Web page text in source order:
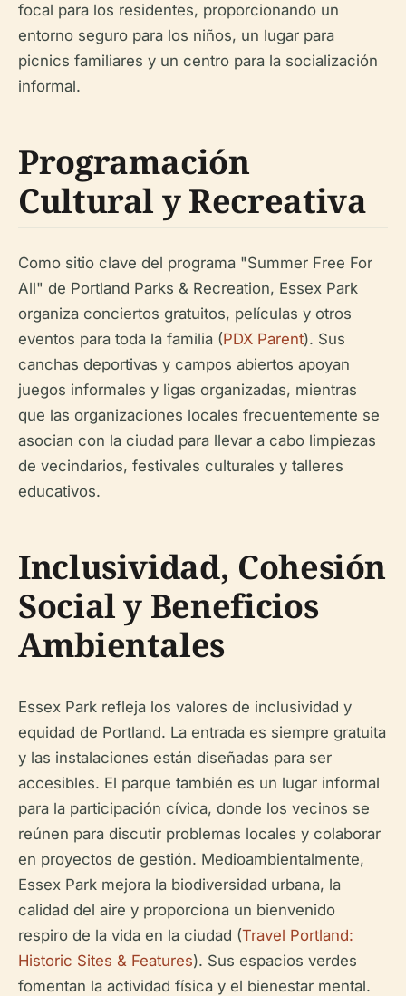
focal para los residentes, proporcionando un
entorno seguro para los niños, un lugar para
picnics familiares y un centro para la socialización
informal.
Programación
Cultural y Recreativa
Como sitio clave del programa "Summer Free For
All" de Portland Parks & Recreation, Essex Park
organiza conciertos gratuitos, películas y otros
eventos para toda la familia (PDX Parent). Sus
canchas deportivas y campos abiertos apoyan
juegos informales y ligas organizadas, mientras
que las organizaciones locales frecuentemente se
asocian con la ciudad para llevar a cabo limpiezas
de vecindarios, festivales culturales y talleres
educativos.
Inclusividad, Cohesión
Social y Beneficios
Ambientales
Essex Park refleja los valores de inclusividad y
equidad de Portland. La entrada es siempre gratuita
y las instalaciones están diseñadas para ser
accesibles. El parque también es un lugar informal
para la participación cívica, donde los vecinos se
reúnen para discutir problemas locales y colaborar
en proyectos de gestión. Medioambientalmente,
Essex Park mejora la biodiversidad urbana, la
calidad del aire y proporciona un bienvenido
respiro de la vida en la ciudad (Travel Portland:
Historic Sites & Features). Sus espacios verdes
fomentan la actividad física y el bienestar mental.